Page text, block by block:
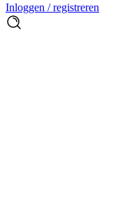
Inloggen / registreren